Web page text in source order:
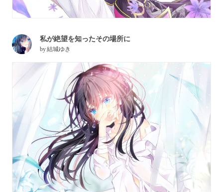
私が絶望を知ったその場所に
by結城ゆき